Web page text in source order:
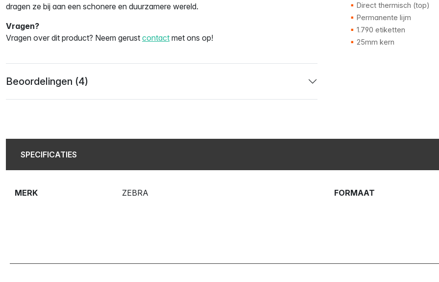
Direct thermisch (top)
Permanente lijm
1.790 etiketten
25mm kern
dragen ze bij aan een schonere en duurzamere wereld.
Vragen?
Vragen over dit product? Neem gerust contact met ons op!
Beoordelingen (4)
SPECIFICATIES
MERK ZEBRA FORMAAT